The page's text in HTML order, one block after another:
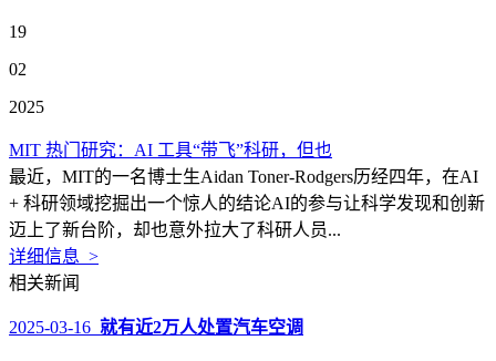
19
02
2025
MIT 热门研究：AI 工具“带飞”科研，但也
最近，MIT的一名博士生Aidan Toner-Rodgers历经四年，在AI
+ 科研领域挖掘出一个惊人的结论AI的参与让科学发现和创新
迈上了新台阶，却也意外拉大了科研人员...
详细信息 >
相关新闻
2025-03-16 就有近2万人处置汽车空调